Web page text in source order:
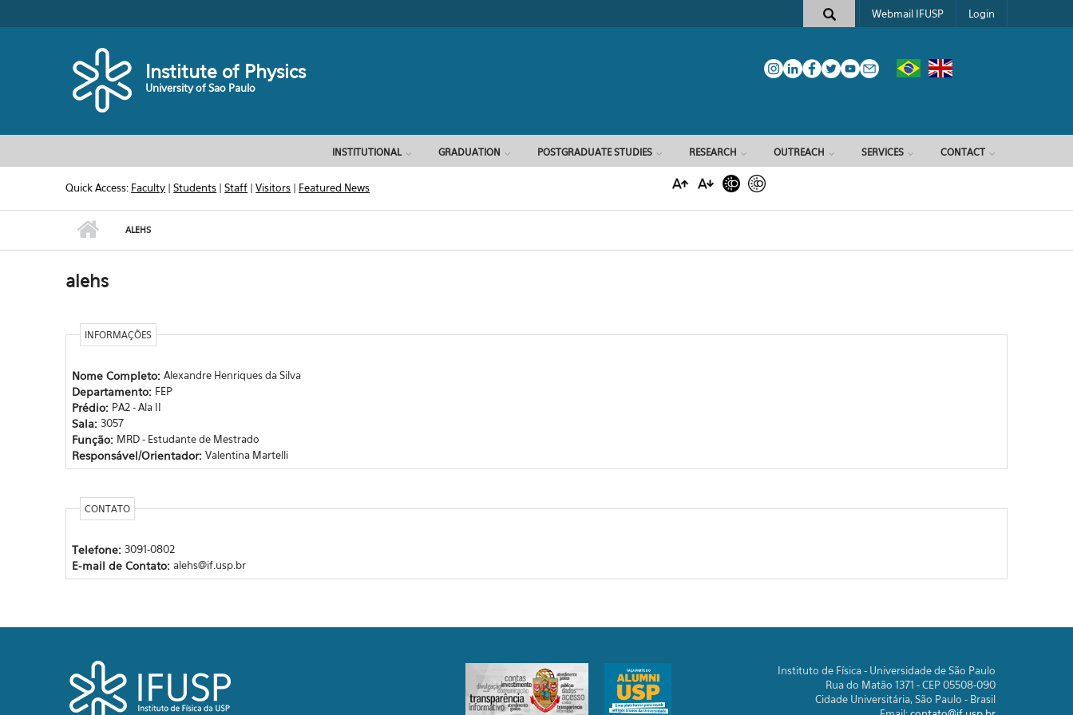
Search form
Webmail IFUSP Login
Institute of Physics
University of Sao Paulo
INSTITUTIONAL GRADUATION POSTGRADUATE STUDIES RESEARCH OUTREACH SERVICES CONTACT
Quick Access: Faculty |Students |Staff |Visitors | Featured News
ALEHS
alehs
INFORMAÇÕES
Nome Completo: Alexandre Henriques da Silva
Departamento: FEP
Prédio: PA2 - Ala II
Sala: 3057
Função: MRD - Estudante de Mestrado
Responsável/Orientador: Valentina Martelli
CONTATO
Telefone: 3091-0802
E-mail de Contato: alehs@if.usp.br
Instituto de Física - Universidade de São Paulo
Rua do Matão 1371 - CEP 05508-090
Cidade Universitária, São Paulo - Brasil